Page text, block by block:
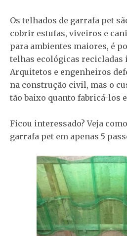
Os telhados de garrafa pet
cobrir estufas, viveiros e
para ambientes maiores, é
telhas ecológicas
Arquitetos e engenheiros
na construção civil, mas o
tão baixo quanto fabricá-los
Ficou interessado? Veja
garrafa pet em apenas 5